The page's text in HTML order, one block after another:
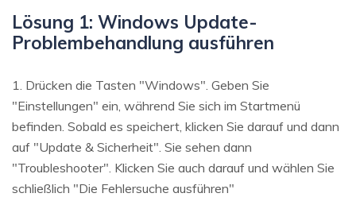
Lösung 1: Windows Update-
Problembehandlung ausführen
1. Drücken die Tasten "Windows". Geben Sie
"Einstellungen" ein, während Sie sich im Startmenü
befinden. Sobald es speichert, klicken Sie darauf und dann
auf "Update & Sicherheit". Sie sehen dann
"Troubleshooter". Klicken Sie auch darauf und wählen Sie
schließlich "Die Fehlersuche ausführen"